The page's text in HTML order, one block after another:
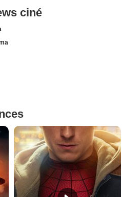
ciné